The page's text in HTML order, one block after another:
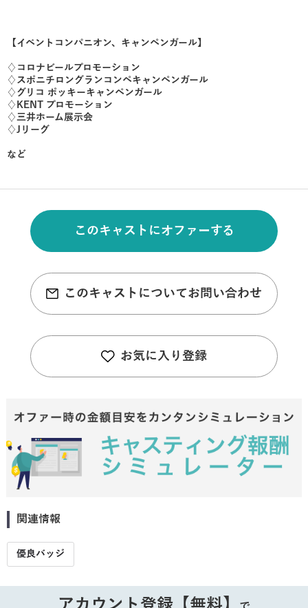
【イベントコンパニオン、キャンペンガール】
♢コロナビールプロモーション
♢スポニチロングランコンペキャンペンガール
♢グリコ ポッキーキャンペンガール
♢KENT プロモーション
♢三井ホーム展示会
♢Jリーグ
など
このキャストにオファーする
このキャストについてお問い合わせ
お気に入り登録
関連情報
優良バッジ